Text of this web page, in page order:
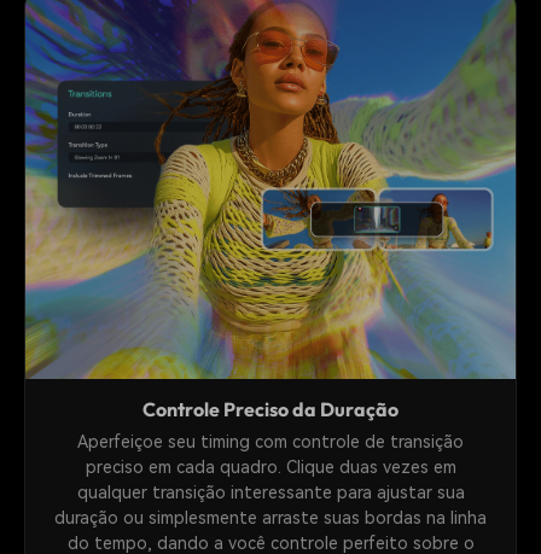
Controle Preciso da Duração
Aperfeiçoe seu timing com controle de transição
preciso em cada quadro. Clique duas vezes em
qualquer transição interessante para ajustar sua
duração ou simplesmente arraste suas bordas na linha
do tempo, dando a você controle perfeito sobre o